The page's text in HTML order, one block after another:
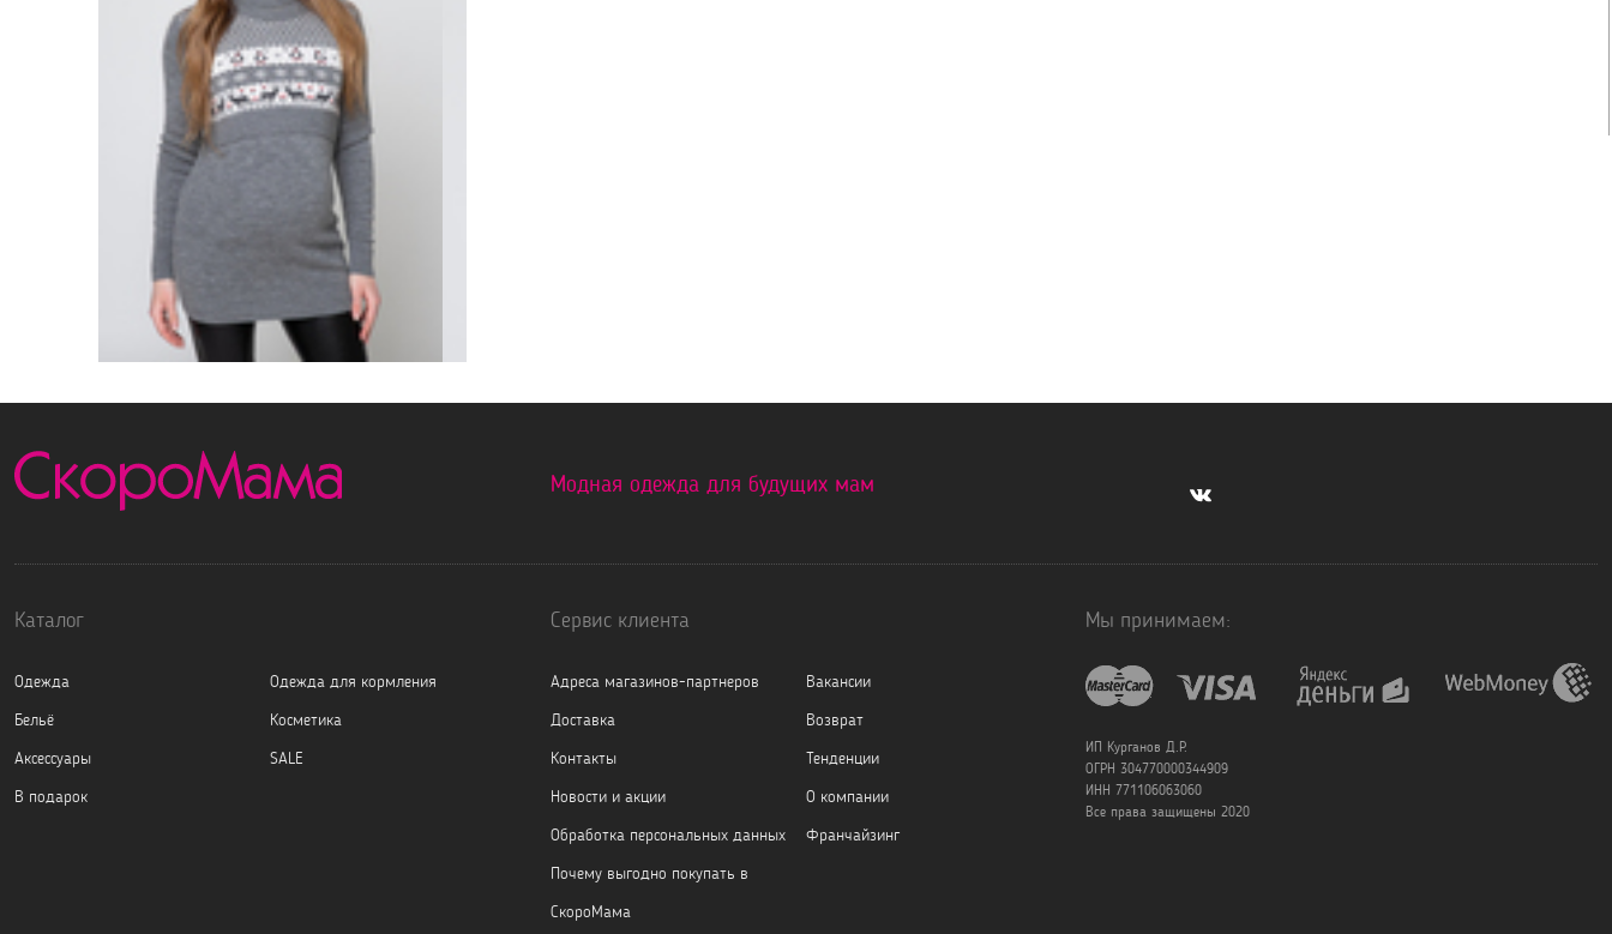
Модная одежда для будущих мам
Каталог
Одежда
Одежда для кормления
Бельё
Косметика
Аксессуары
SALE
В подарок
Сервис клиента
Адреса магазинов-партнеров
Вакансии
Доставка
Возврат
Контакты
Тенденции
Новости и акции
О компании
Обработка персональных данных
Франчайзинг
Почему выгодно покупать в
СкороМама
Мы принимаем:
ИП Курганов Д.Р.
ОГРН 304770000344909
ИНН 771106063060
Все права защищены 2020